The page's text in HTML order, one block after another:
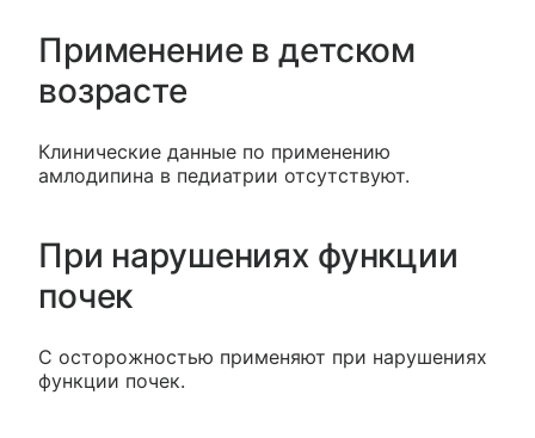
Применение в детском
возрасте
Клинические данные по применению
амлодипина в педиатрии отсутствуют.
При нарушениях функции
почек
С осторожностью применяют при нарушениях
функции почек.